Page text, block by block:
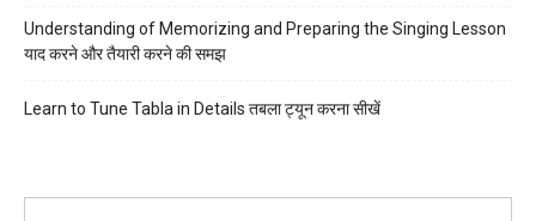
Understanding of Memorizing and Preparing the Singing Lesson
याद करने और तैयारी करने की समझ
Learn to Tune Tabla in Details तबला ट्यून करना सीखें